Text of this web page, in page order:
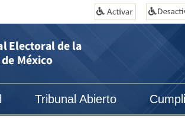
Tribunal Abierto